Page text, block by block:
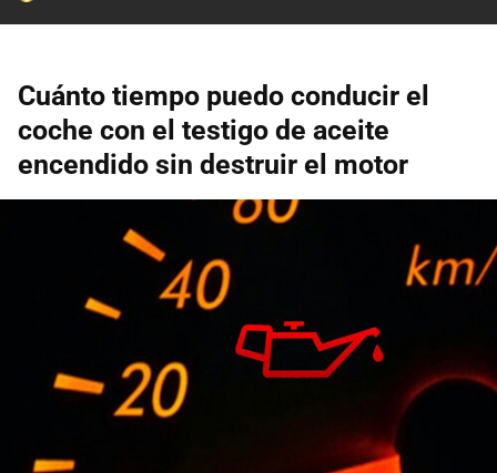
Cuánto tiempo puedo conducir el
coche con el testigo de aceite
encendido sin destruir el motor